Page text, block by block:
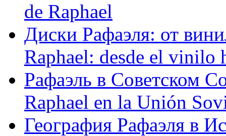
de Raphael
Диски Рафаэля: от
Raphael: desde el vinilo
Рафаэль в Советском
Raphael en la Unión
География Рафаэля в